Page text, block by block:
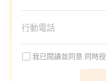
我已閱讀並同意 同時